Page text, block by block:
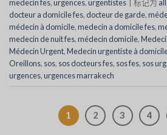
medecin fes,urgences,urgentistes | 标记为
docteur a domicile fes, docteur de garde,
médecin à domicile,medecin a domicile fes,
medecin de nuit fes,médecin domicile,
Médecin Urgent,Medecin urgentiste à
Oreillons, sos, sos docteurs fes, sos fes, sos
urgences,urgences marrakech
1 2 3 4